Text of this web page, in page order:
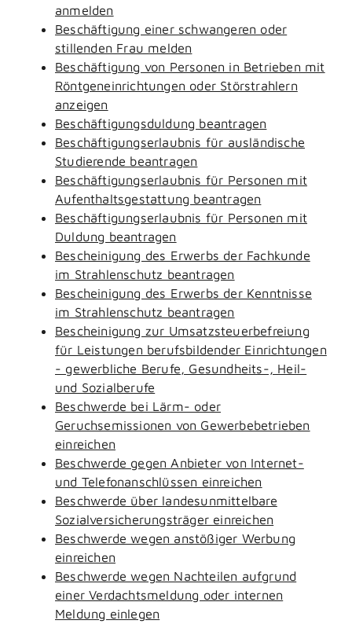
anmelden
Beschäftigung einer schwangeren oder
stillenden Frau melden
Beschäftigung von Personen in Betrieben mit
Röntgeneinrichtungen oder Störstrahlern
anzeigen
Beschäftigungsduldung beantragen
Beschäftigungserlaubnis für ausländische
Studierende beantragen
Beschäftigungserlaubnis für Personen mit
Aufenthaltsgestattung beantragen
Beschäftigungserlaubnis für Personen mit
Duldung beantragen
Bescheinigung des Erwerbs der Fachkunde
im Strahlenschutz beantragen
Bescheinigung des Erwerbs der Kenntnisse
im Strahlenschutz beantragen
Bescheinigung zur Umsatzsteuerbefreiung
für Leistungen berufsbildender Einrichtungen
- gewerbliche Berufe, Gesundheits-, Heil-
und Sozialberufe
Beschwerde bei Lärm- oder
Geruchsemissionen von Gewerbebetrieben
einreichen
Beschwerde gegen Anbieter von Internet-
und Telefonanschlüssen einreichen
Beschwerde über landesunmittelbare
Sozialversicherungsträger einreichen
Beschwerde wegen anstößiger Werbung
einreichen
Beschwerde wegen Nachteilen aufgrund
einer Verdachtsmeldung oder internen
Meldung einlegen